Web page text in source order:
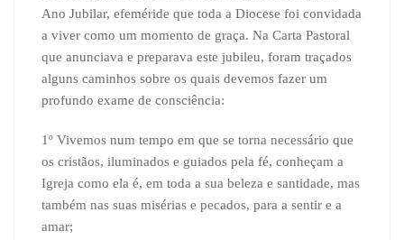
Ano Jubilar, efeméride que toda a Diocese foi convidada
a viver como um momento de graça. Na Carta Pastoral
que anunciava e preparava este jubileu, foram traçados
alguns caminhos sobre os quais devemos fazer um
profundo exame de consciência:
1º Vivemos num tempo em que se torna necessário que
os cristãos, iluminados e guiados pela fé, conheçam a
Igreja como ela é, em toda a sua beleza e santidade, mas
também nas suas misérias e pecados, para a sentir e a
amar;